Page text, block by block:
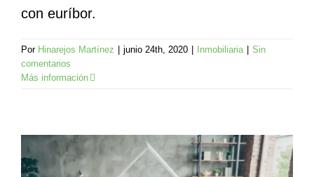
con euríbor.
Por Hinarejos Martínez junio 24th, 2020 Inmobiliaria
Sin
comentarios
Más información